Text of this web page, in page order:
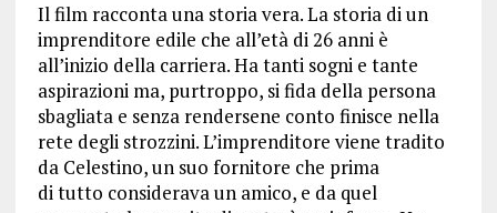
Il film racconta una storia vera. La storia di un
imprenditore edile che all’età di 26 anni è
all’inizio della carriera. Ha tanti sogni e tante
aspirazioni ma, purtroppo, si fida della persona
sbagliata e senza rendersene conto finisce nella
rete degli strozzini. L’imprenditore viene tradito
da Celestino, un suo fornitore che prima
di tutto considerava un amico, e da quel